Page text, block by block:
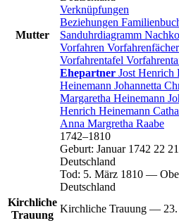
Mutter
Verknüpfungen
Beziehungen
Sanduhrdiagramm
Vorfahren Vorfahrenfächer
Vorfahrentafel
Ehepartner Jost Henrich
Heinemann Johannetta
Margaretha Heinemann
Henrich Heinemann
Anna Margretha Raabe
1742–1810
Geburt: Januar 1742 22 21
Deutschland
Tod: 5. März 1810 —
Deutschland
Kirchliche
Trauung
Kirchliche Trauung —